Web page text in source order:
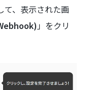
て、表示された画
」をクリ